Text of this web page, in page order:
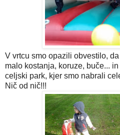
V vrtcu smo opazili obvestilo,
malo kostanja, koruze, buče...
celjski park, kjer smo nabrali
Nič od nič!!!